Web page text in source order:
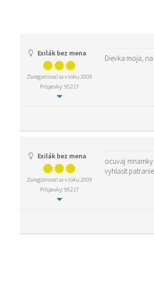
Exilák bez mena
Zaregistroval sa v roku 2009
Príspevky: 95217
Dievka moja,
Exilák bez mena
Zaregistroval sa v roku 2009
Príspevky: 95217
ocuvaj
vyhlasit patranie